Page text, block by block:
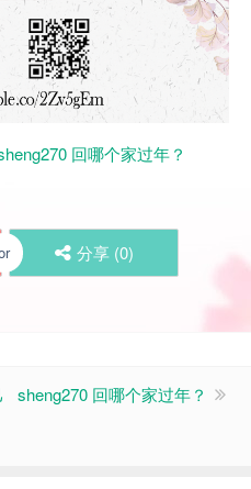
回哪个家过年？
分享 (0)
sheng270 回哪个家过年？